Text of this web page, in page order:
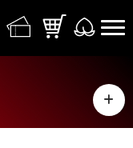
MENU